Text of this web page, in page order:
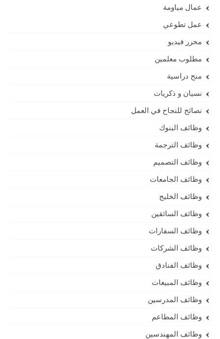
عمال مياومة
عمل تطوعي
محرر فيديو
مطلوب معلمين
منح دراسية
نسيان و ذكريات
نصائح للنجاح في العمل
وظائف البنوك
وظائف الترجمة
وظائف التصميم
وظائف الجامعات
وظائف الخليج
وظائف السائقين
وظائف السفارات
وظائف الشركات
وظائف الفنادق
وظائف المبيعات
وظائف المدرسين
وظائف المطاعم
وظائف المهندسين